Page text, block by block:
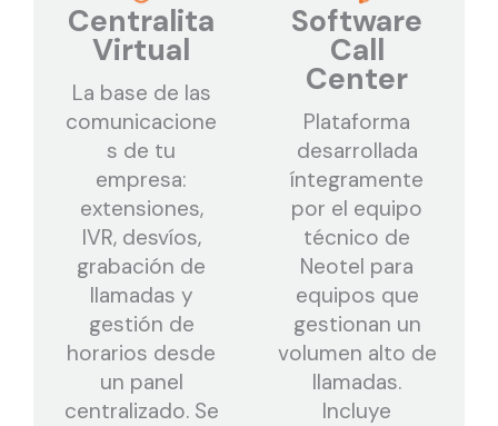
Centralita
Virtual
La base de las
comunicacione
s de tu
empresa:
extensiones,
IVR, desvíos,
grabación de
llamadas y
gestión de
horarios desde
un panel
centralizado. Se
Software
Call
Center
Plataforma
desarrollada
íntegramente
por el equipo
técnico de
Neotel para
equipos que
gestionan un
volumen alto de
llamadas.
Incluye